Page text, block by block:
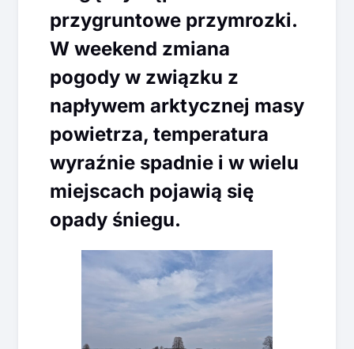
przygruntowe przymrozki.
W weekend zmiana
pogody w związku z
napływem arktycznej masy
powietrza, temperatura
wyraźnie spadnie i w wielu
miejscach pojawią się
opady śniegu.